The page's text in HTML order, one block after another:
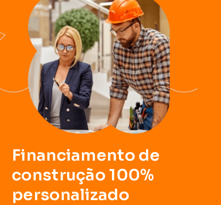
Financiamento de
construção 100%
personalizado